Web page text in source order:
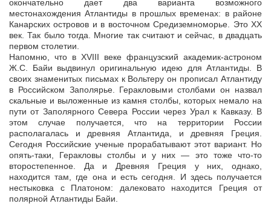
окончательно дает два варианта возможного
местонахождения Атлантиды в прошлых временах: в районе
Канарских островов и в восточном Средиземноморье. Это XX
век. Так было тогда. Многие так считают и сейчас, в двадцать
первом столетии.
Напомню, что в XVIII веке французский академик-астроном
Ж.С. Байи выдвинул оригинальную идею для Атлантиды. В
своих знаменитых письмах к Вольтеру он прописал Атлантиду
в Российском Заполярье. Геракловыми столбами он назвал
скальные и выложенные из камня столбы, которых немало на
пути от Заполярного Севера России через Урал к Кавказу. В
этом случае получается, что на территории России
располагалась и древняя Атлантида, и древняя Греция.
Сегодня Российские ученые прорабатывают этот вариант. Но
опять-таки, Геракловы столбы и у них — это тоже что-то
второстепенное. Да и Древняя Греция у них, однако,
находится там, где она и есть сегодня. И здесь получается
нестыковка с Платоном: далековато находится Греция от
полярной Атлантиды Байи.